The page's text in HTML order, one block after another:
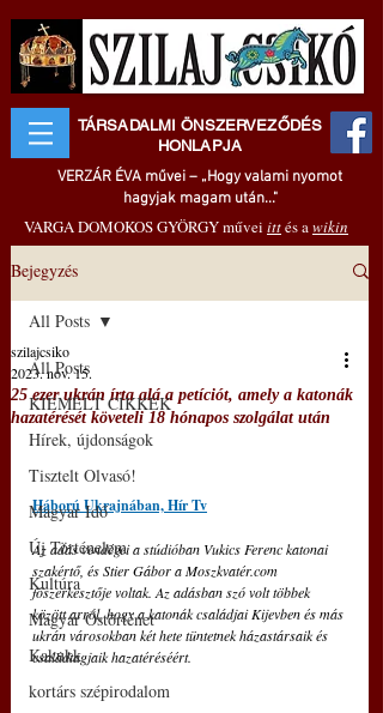
TÁRSADALMI ÖNSZERVEZŐDÉS
HONLAPJA
VERZÁR ÉVA művei – „Hogy valami nyomot
hagyjak magam után..."
VARGA DOMOKOS GYÖRGY művei ittés awikin
Bejegyzés
All Posts
KIEMELT CIKKEK
Hírek, újdonságok
Tisztelt Olvasó!
Magyar Idő
Új Történelem
Kultúra
Magyar Őstörténet
Kakukk
kortárs szépirodalom
All Posts
25 ezer ukrán írta alá a petíciót, amely a katonák
hazatérését követeli 18 hónapos szolgálat után
szilajcsiko
2023. nov. 15.
Háború Ukrajnában, Hír Tv
Az adás vendégei a stúdióban Vukics Ferenc katonai
szakértő, és Stier Gábor a Moszkvatér.com
főszerkesztője voltak. Az adásban szó volt többek
között arról, hogy a katonák családjai Kijevben és más
ukrán városokban két hete tüntetnek házastársaik és
családtagjaik hazatéréséért.